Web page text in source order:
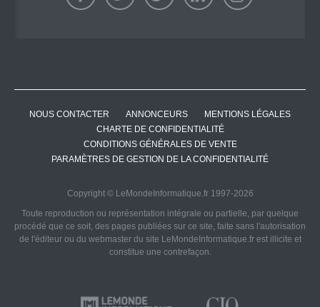
NOUS CONTACTER ANNONCEURS
MENTIONS LÉGALES
CHARTE DE CONFIDENTIALITÉ
CONDITIONS GÉNÉRALES DE VENTE
PARAMÈTRES DE GESTION DE LA CONFIDENTIALITÉ
Copyright © LeMondeInformatique.fr 1997-2026
Toute reproduction ou représentation intégrale ou partielle, par quelque
procédé que ce soit, des pages publiées sur ce site, faite sans l'autorisation
de l'éditeur ou du webmaster du site LeMondeInformatique.fr est illicite et
constitue une contrefaçon.